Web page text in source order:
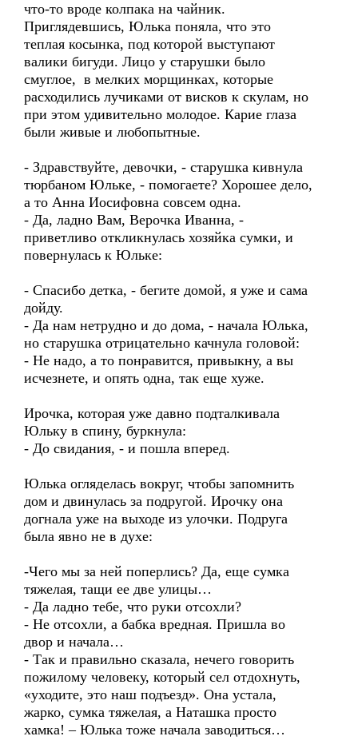
что-то вроде колпака на чайник.
Приглядевшись, Юлька поняла, что это
теплая косынка, под которой выступают
валики бигуди. Лицо у старушки было
смуглое, в мелких морщинках, которые
расходились лучиками от висков к скулам, но
при этом удивительно молодое. Карие глаза
были живые и любопытные.
- Здравствуйте, девочки, - старушка кивнула
тюрбаном Юльке, - помогаете? Хорошее дело,
а то Анна Иосифовна совсем одна.
- Да, ладно Вам, Верочка Иванна, -
приветливо откликнулась хозяйка сумки, и
повернулась к Юльке:
- Спасибо детка, - бегите домой, я уже и сама
дойду.
- Да нам нетрудно и до дома, - начала Юлька,
но старушка отрицательно качнула головой:
- Не надо, а то понравится, привыкну, а вы
исчезнете, и опять одна, так еще хуже.
Ирочка, которая уже давно подталкивала
Юльку в спину, буркнула:
- До свидания, - и пошла вперед.
Юлька огляделась вокруг, чтобы запомнить
дом и двинулась за подругой. Ирочку она
догнала уже на выходе из улочки. Подруга
была явно не в духе:
-Чего мы за ней поперлись? Да, еще сумка
тяжелая, тащи ее две улицы…
- Да ладно тебе, что руки отсохли?
- Не отсохли, а бабка вредная. Пришла во
двор и начала…
- Так и правильно сказала, нечего говорить
пожилому человеку, который сел отдохнуть,
«уходите, это наш подъезд». Она устала,
жарко, сумка тяжелая, а Наташка просто
хамка! – Юлька тоже начала заводиться…